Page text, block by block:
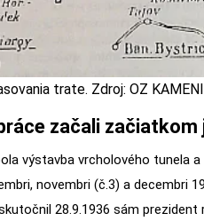
trate. Zdroj: OZ
začali začiatkom
výstavba vrcholového tunela
novembri (č.3) a decembri
28.9.1936 sám prezident